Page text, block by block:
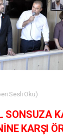
Sesli Oku)
SONSUZA
KARŞI